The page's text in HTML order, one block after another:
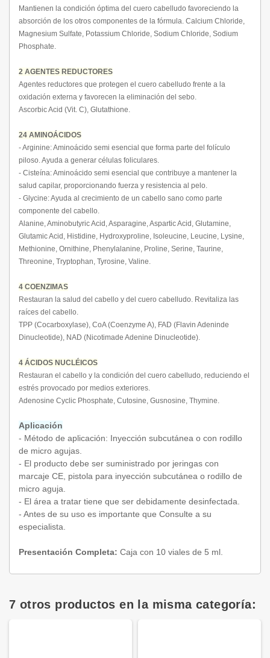
Mantienen la condición óptima del cuero cabelludo favoreciendo la
absorción de los otros componentes de la fórmula. Calcium Chloride,
Magnesium Sulfate, Potassium Chloride, Sodium Chloride, Sodium
Phosphate.
2 AGENTES REDUCTORES
Agentes reductores que protegen el cuero cabelludo frente a la
oxidación externa y favorecen la eliminación del sebo.
Ascorbic Acid (Vit. C), Glutathione.
24 AMINOÁCIDOS
- Arginine: Aminoácido semi esencial que forma parte del folículo
piloso. Ayuda a generar células foliculares.
- Cisteína: Aminoácido semi esencial que contribuye a mantener la
salud capilar, proporcionando fuerza y resistencia al pelo.
- Glycine: Ayuda al crecimiento de un cabello sano como parte
componente del cabello.
Alanine, Aminobutyric Acid, Asparagine, Aspartic Acid, Glutamine,
Glutamic Acid, Histidine, Hydroxyproline, Isoleucine, Leucine, Lysine,
Methionine, Ornithine, Phenylalanine, Proline, Serine, Taurine,
Threonine, Tryptophan, Tyrosine, Valine.
4 COENZIMAS
Restauran la salud del cabello y del cuero cabelludo. Revitaliza las
raíces del cabello.
TPP (Cocarboxylase), CoA (Coenzyme A), FAD (Flavin Adeninde
Dinucleotide), NAD (Nicotimade Adenine Dinucleotide).
4 ÁCIDOS NUCLÉICOS
Restauran el cabello y la condición del cuero cabelludo, reduciendo el
estrés provocado por medios exteriores.
Adenosine Cyclic Phosphate, Cutosine, Gusnosine, Thymine.
Aplicación
- Método de aplicación: Inyección subcutánea o con rodillo
de micro agujas.
- El producto debe ser suministrado por jeringas con
marcaje CE, pistola para inyección subcutánea o rodillo de
micro aguja.
- El área a tratar tiene que ser debidamente desinfectada.
- Antes de su uso es importante que Consulte a su
especialista.
Presentación Completa: Caja con 10 viales de 5 ml.
7 otros productos en la misma categoría: